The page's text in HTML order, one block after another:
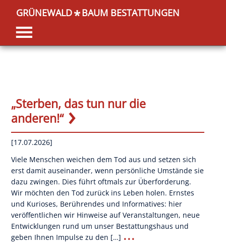
GRÜNEWALD*BAUM BESTATTUNGEN
„Sterben, das tun nur die
anderen!“
[17.07.2026]
Viele Menschen weichen dem Tod aus und setzen sich
erst damit auseinander, wenn persönliche Umstände sie
dazu zwingen. Dies führt oftmals zur Überforderung.
Wir möchten den Tod zurück ins Leben holen. Ernstes
und Kurioses, Berührendes und Informatives: hier
veröffentlichen wir Hinweise auf Veranstaltungen, neue
Entwicklungen rund um unser Bestattungshaus und
geben Ihnen Impulse zu den […] ...